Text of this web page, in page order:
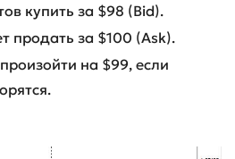
купить за $98 (Bid).
продать за $100 (Ask).
на $99, если